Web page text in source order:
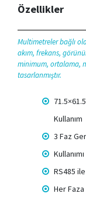
Özellikler
Multimetreler bağlı
akım, frekans,
minimum, ortalama,
tasarlanmıştır.
Kullanım
3 Faz
RS485
Her